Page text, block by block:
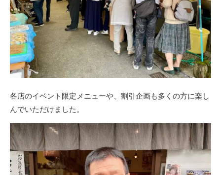
各店のイベント限定メニューや、割引企画も多くの方に楽し
んでいただけました。